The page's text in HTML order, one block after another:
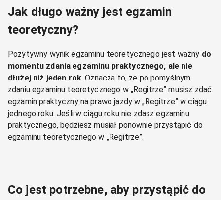
Jak długo ważny jest egzamin
teoretyczny?
Pozytywny wynik egzaminu teoretycznego jest ważny do
momentu zdania egzaminu praktycznego, ale nie
dłużej niż jeden rok. Oznacza to, że po pomyślnym
zdaniu egzaminu teoretycznego w „Regitrze” musisz zdać
egzamin praktyczny na prawo jazdy w „Regitrze” w ciągu
jednego roku. Jeśli w ciągu roku nie zdasz egzaminu
praktycznego, będziesz musiał ponownie przystąpić do
egzaminu teoretycznego w „Regitrze”.
Co jest potrzebne, aby przystąpić do